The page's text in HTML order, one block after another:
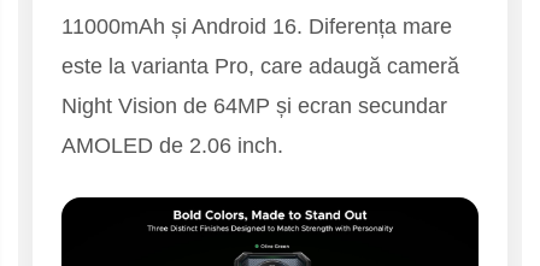
11000mAh și Android 16. Diferența mare
este la varianta Pro, care adaugă cameră
Night Vision de 64MP și ecran secundar
AMOLED de 2.06 inch.